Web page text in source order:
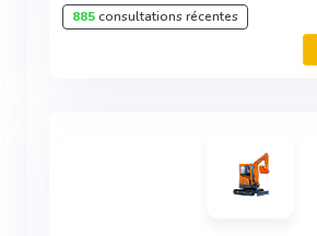
885consultations récentes